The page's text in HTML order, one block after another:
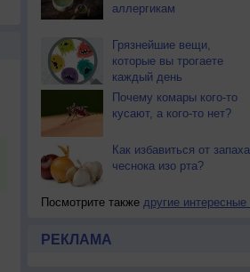
аллергикам
Грязнейшие вещи,
которые вы трогаете
каждый день
Почему комары кого-то
кусают, а кого-то нет?
Как избавиться от запаха
чеснока изо рта?
Посмотрите также другие интересные
РЕКЛАМА